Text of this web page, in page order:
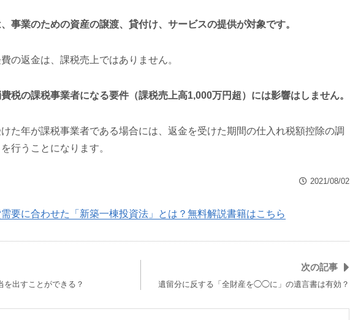
事業のための資産の譲渡、貸付け、サービスの提供が対象です。
の返金は、課税売上ではありません。
税の課税事業者になる要件（課税売上高1,000万円超）には影響はしません。
た年が課税事業者である場合には、返金を受けた期間の仕入れ税額控除の調
行うことになります。
2021/08/02
要に合わせた「新築一棟投資法」とは？無料解説書籍はこちら
を出すことができる？
次の記事
遺留分に反する「全財産を◯◯に」の遺言書は有効？